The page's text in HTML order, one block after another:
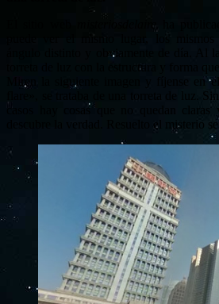
misteriosdelaire
ha
puede ver el mismo lugar, los
ángulo distinto y obviamente de día. Al
torreta de luz con la estructura y forma
Miren la siguiente imagen y fíjense en
flare», se trataba de una torreta de luz.
casos hay cosas que no quedan
descubre la verdad. Resuelto el misterio